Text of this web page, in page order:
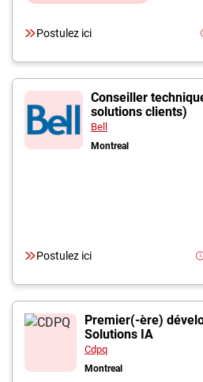
Postulez ici
Conseiller
solutions clients)
Bell
Montreal
Postulez ici
Premier(-ère)
Solutions IA
Cdpq
Montreal